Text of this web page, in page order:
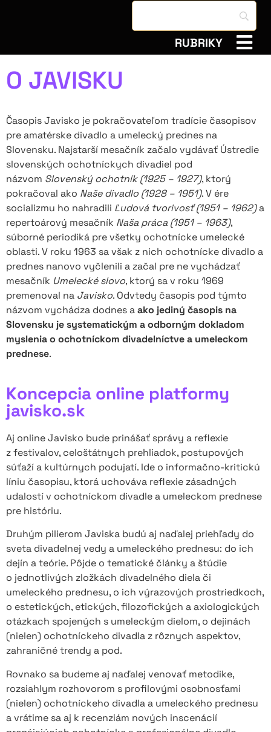
RUBRIKY
O JAVISKU
Časopis Javisko je pokračovateľom tradície časopisov
pre amatérske divadlo a umelecký prednes na
Slovensku. Najstarší mesačník začalo vydávať Ústredie
slovenských ochotníckych divadiel pod
názvom Slovenský ochotník (1925 – 1927), ktorý
pokračoval ako Naše divadlo (1928 – 1951). V ére
socializmu ho nahradili Ľudová tvorivosť (1951 – 1962)a
repertoárový mesačník Naša práca (1951 – 1963),
súborné periodiká pre všetky ochotnícke umelecké
oblasti. V roku 1963 sa však z nich ochotnícke divadlo a
prednes nanovo vyčlenili a začal pre ne vychádzať
mesačník Umelecké slovo, ktorý sa v roku 1969
premenoval na Javisko. Odvtedy časopis pod týmto
názvom vychádza dodnes aako jediný časopis na
Slovensku je systematickým a odborným dokladom
myslenia o ochotníckom divadelníctve a umeleckom
prednese.
Koncepcia online platformy
javisko.sk
Aj online Javisko bude prinášať správy a reflexie
z festivalov, celoštátnych prehliadok, postupových
súťaží a kultúrnych podujatí. Ide o informačno-kritickú
líniu časopisu, ktorá uchováva reflexie zásadných
udalostí v ochotníckom divadle a umeleckom prednese
pre históriu.
Druhým pilierom Javiska budú aj naďalej priehľady do
sveta divadelnej vedy a umeleckého prednesu: do ich
dejín a teórie. Pôjde o tematické články a štúdie
o jednotlivých zložkách divadelného diela či
umeleckého prednesu, o ich výrazových prostriedkoch,
o estetických, etických, filozofických a axiologických
otázkach spojených s umeleckým dielom, o dejinách
(nielen) ochotníckeho divadla z rôznych aspektov,
zahraničné trendy a pod.
Rovnako sa budeme aj naďalej venovať metodike,
rozsiahlym rozhovorom s profilovými osobnosťami
(nielen) ochotníckeho divadla a umeleckého prednesu
a vrátime sa aj k recenziám nových inscenácií